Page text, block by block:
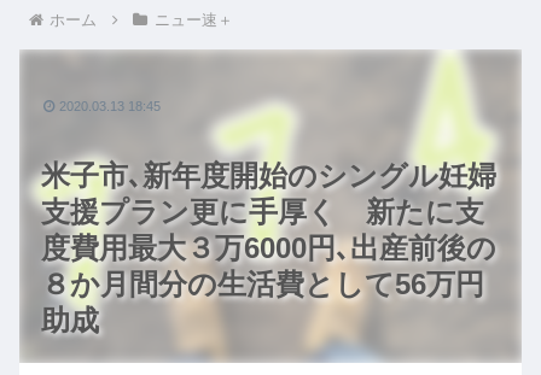
ホーム ニュー速＋
米子市､新年度開始のシングル妊婦
支援プラン更に手厚く 新たに支
度費用最大３万6000円､出産前後の
８か月間分の生活費として56万円
助成
2020.03.13 18:45